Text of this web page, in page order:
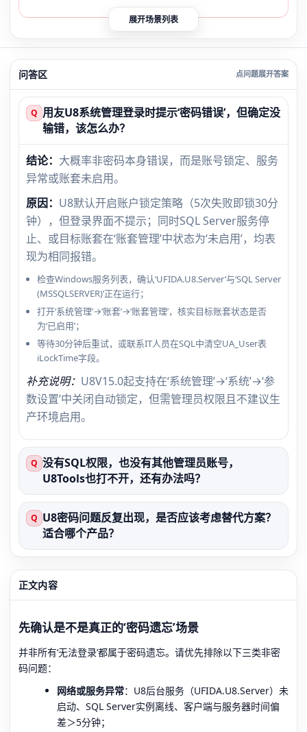
展开场景列表
问答区
Q 用友U8系统管理登录时提示‘密码错误’，但确定没
输错，该怎么办？
结论： 大概率非密码本身错误，而是账号锁定、服务
异常或账套未启用。
原因： U8默认开启账户锁定策略（5次失败即锁30分
钟），但登录界面不提示；同时SQL Server服务停
止、或目标账套在‘账套管理’中状态为‘未启用’，均表
现为相同报错。
检查Windows服务列表，确认‘UFIDA.U8.Server’与‘SQL Server
(MSSQLSERVER)’正在运行；
打开‘系统管理’→‘账套’→‘账套管理’，核实目标账套状态是否
为‘已启用’；
等待30分钟后重试，或联系IT人员在SQL中清空UA_User表
iLockTime字段。
补充说明： U8V15.0起支持在‘系统管理’→‘系统’→‘参
数设置’中关闭自动锁定，但需管理员权限且不建议生
产环境启用。
Q 没有SQL权限，也没有其他管理员账号，
U8Tools也打不开，还有办法吗？
Q U8密码问题反复出现，是否应该考虑替代方案？
适合哪个产品？
正文内容
先确认是不是真正的‘密码遗忘’场景
并非所有‘无法登录’都属于密码遗忘。请优先排除以下三类非密
码问题：
网络或服务异常：U8后台服务（UFIDA.U8.Server）未
启动、SQL Server实例离线、客户端与服务器时间偏
差＞5分钟；